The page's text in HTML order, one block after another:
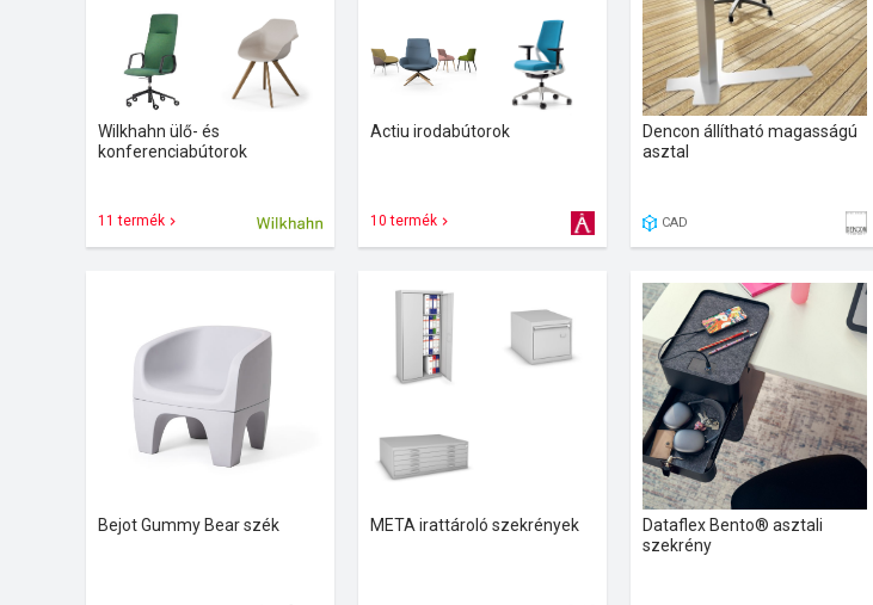
Wilkhahn ülő- és
konferenciabútorok
11 termék
Actiu irodabútorok
10 termék
Dencon állítható magasságú
asztal
CAD
Bejot Gummy Bear szék META irattároló szekrények
Dataflex Bento® asztali
szekrény